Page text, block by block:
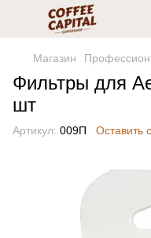
Магазин
Фильтры для
шт
Артикул: 009П Оставить